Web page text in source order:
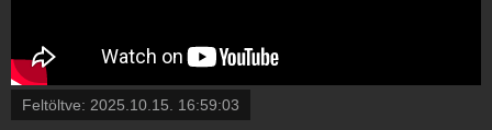
Feltöltve: 2025.10.15. 16:59:03